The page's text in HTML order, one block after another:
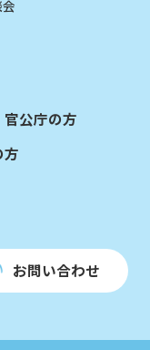
官公庁の方
方
お問い合わせ